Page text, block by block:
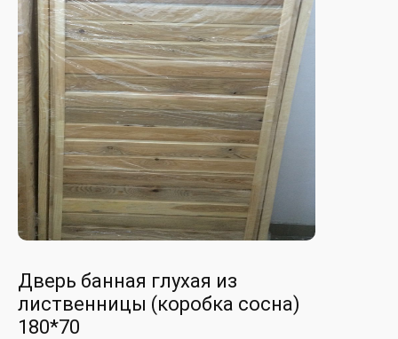
Дверь банная глухая из
лиственницы (коробка сосна)
180*70